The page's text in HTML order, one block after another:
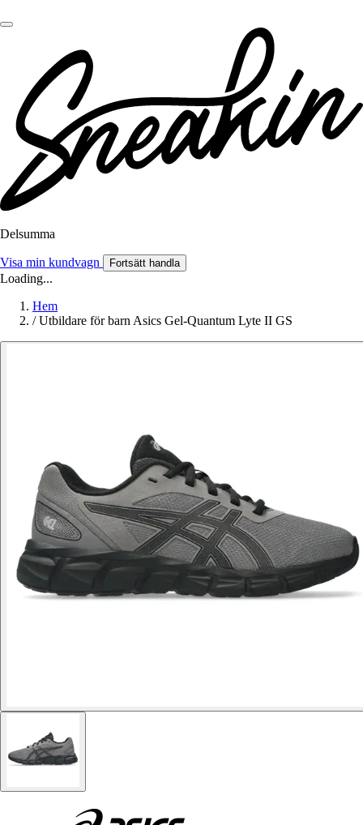
Delsumma
Visa min kundvagn Fortsätt handla
Loading...
Hem
/ Utbildare för barn Asics Gel-Quantum Lyte II GS